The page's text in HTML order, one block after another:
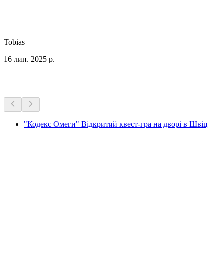
Tobias
16 лип. 2025 р.
"Кодекс Омеги" Відкритий квест-гра на дворі в Швіц